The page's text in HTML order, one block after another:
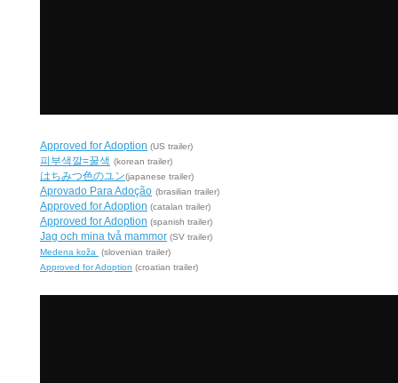
Approved for Adoption (US trailer)
피부색깔=꿀색 (korean trailer)
はちみつ色のユン(japanese trailer)
Aprovado Para Adoção (brasilian trailer)
Approved for Adoption (catalan trailer)
Approved for Adoption (spanish trailer)
Jag och mina två mammor (SV trailer)
Medena koža (slovenian trailer)
Approved for Adoption (croatian trailer)